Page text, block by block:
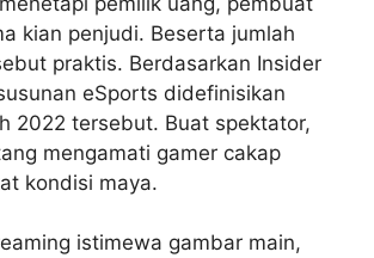
kian penjudi. Beserta jumlah
praktis. Berdasarkan Insider
eSports didefinisikan
2022 tersebut. Buat spektator,
mengamati gamer cakap
kondisi maya.
istimewa gambar main,